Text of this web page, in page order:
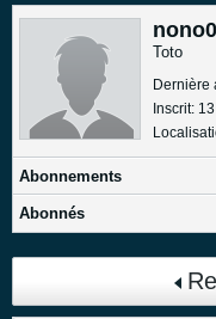
Toto
Dernière
Inscrit:
Abonnements
Abonnés